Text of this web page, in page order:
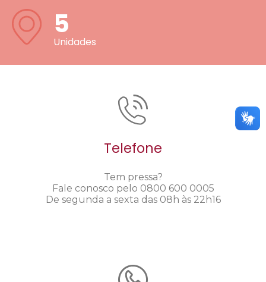
5
Unidades
Telefone
Tem pressa?
Fale conosco pelo 0800 600 0005
De segunda a sexta das 08h às 22h16